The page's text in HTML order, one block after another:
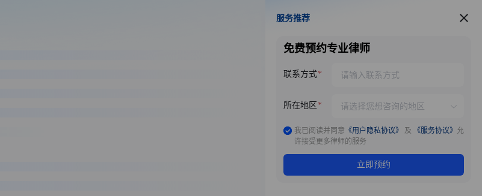
服务推荐
服务推荐
免费预约专业律师
联系方式
所在地区
我已阅读并同意 《用户隐私协议》 及 《服务协议》 允
许接受更多律师的服务
立即预约